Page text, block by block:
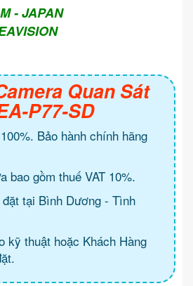
- JAPAN
Quan Sát
P77-SD
Bảo hành chính hãng
bao gồm thuế VAT 10%.
tại Bình Dương - Tình
kỹ thuật hoặc Khách Hàng